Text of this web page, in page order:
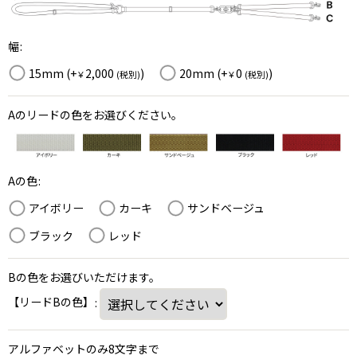
幅:
15mm (+￥2,000 (税別)) 20mm (+￥0 (税別))
Aのリードの色をお選びください。
Aの色:
アイボリー
カーキ
サンドベージュ
ブラック
レッド
Bの色をお選びいただけます。
【リードBの色】 :
アルファベットのみ8文字まで